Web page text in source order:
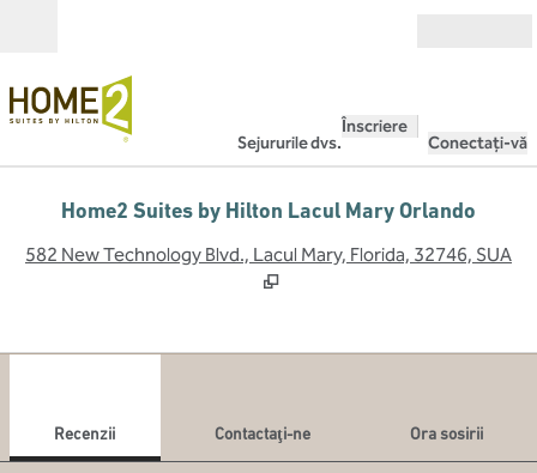
Sejururile dvs.
Înscriere
Conectați-vă
Home2 Suites by Hilton Lacul Mary Orlando
582 New Technology Blvd., Lacul Mary, Florida, 32746, SUA
Recenzii Contactaţi-ne
Ora sosirii